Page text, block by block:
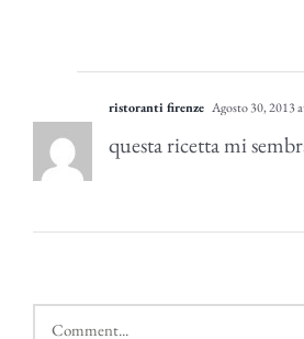
ristoranti firenze Agosto 30, 2013
questa ricetta mi
Comment